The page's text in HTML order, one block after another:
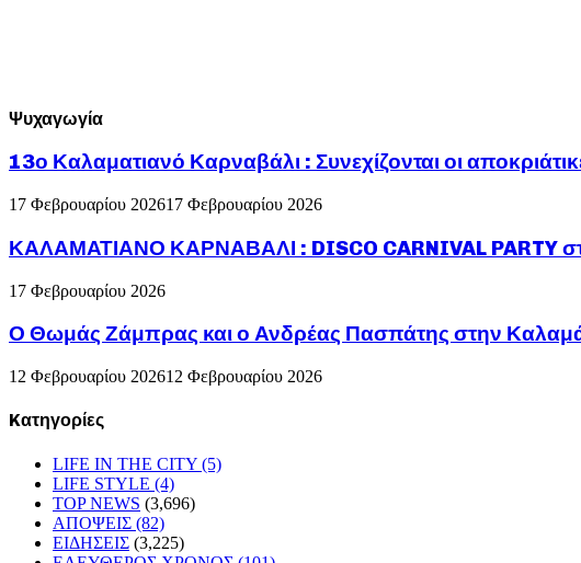
Ψυχαγωγία
13ο Καλαματιανό Καρναβάλι : Συνεχίζονται οι
17 Φεβρουαρίου 202617 Φεβρουαρίου 2026
ΚΑΛΑΜΑΤΙΑΝΟ ΚΑΡΝΑΒΑΛΙ : DISCO CARNIVAL PARTY
17 Φεβρουαρίου 2026
Ο Θωμάς Ζάμπρας και ο Ανδρέας Πασπάτης στην
12 Φεβρουαρίου 202612 Φεβρουαρίου 2026
Kατηγορίες
LIFE IN THE CITY (5)
LIFE STYLE (4)
TOP NEWS (3,696)
ΑΠΟΨΕΙΣ (82)
ΕΙΔΗΣΕΙΣ (3,225)